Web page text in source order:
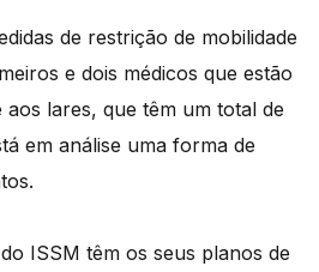
de restrição de mobilidade
e dois médicos que estão
lares, que têm um total de
em análise uma forma de
ISSM têm os seus planos de